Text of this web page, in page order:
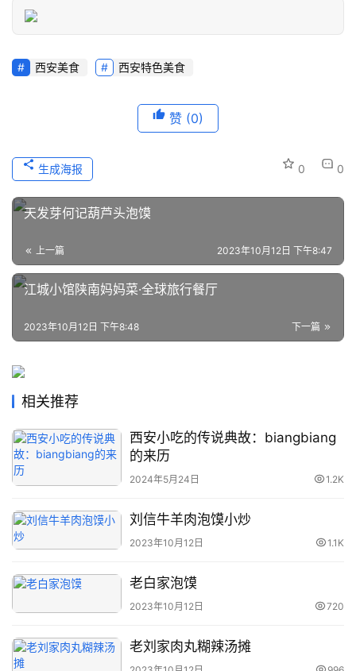
西安美食 西安特色美食
赞 (0)
0 0
生成海报
天发芽何记葫芦头泡馍
上一篇 2023年10月12日 下午8:47
江城小馆陕南妈妈菜·全球旅行餐厅
下一篇
2023年10月12日 下午8:48
相关推荐
西安小吃的传说典故：biangbiang
的来历
2024年5月24日 1.2K
刘信牛羊肉泡馍小炒
2023年10月12日 1.1K
老白家泡馍
2023年10月12日 720
老刘家肉丸糊辣汤摊